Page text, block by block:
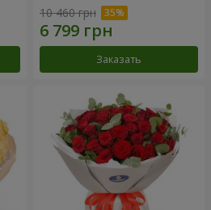
10 460 грн
Заказать